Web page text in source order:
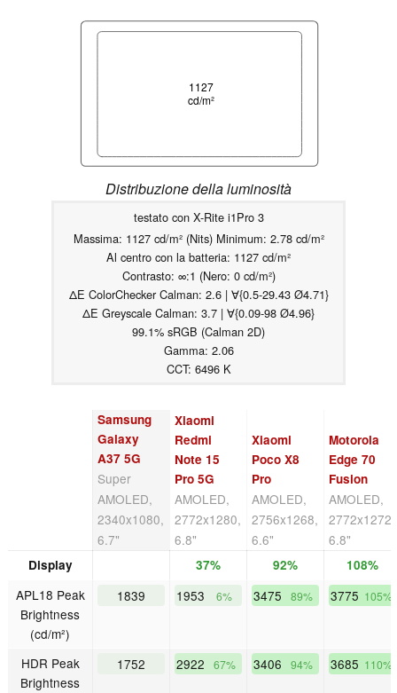
1127
cd/m²
Distribuzione della luminosità
testato con X-Rite i1Pro 3
Massima: 1127 cd/m² (Nits) Minimum: 2.78 cd/m²
Al centro con la batteria: 1127 cd/m²
Contrasto: ∞:1 (Nero: 0 cd/m²)
ΔE ColorChecker Calman: 2.6 | ∀{0.5-29.43 Ø4.71}
ΔE Greyscale Calman: 3.7 | ∀{0.09-98 Ø4.96}
99.1% sRGB (Calman 2D)
Gamma: 2.06
CCT: 6496 K
Samsung
Galaxy
A37 5G
Super
AMOLED,
2340x1080,
6.7"
Xiaomi
Redmi
Note 15
Pro 5G
AMOLED,
2772x1280,
6.8"
Xiaomi
Poco X8
Pro
AMOLED,
2756x1268,
6.6"
Motorola
Edge 70
Fusion
AMOLED,
2772x1272,
6.8"
Display 37% 92% 108%
APL18 Peak
Brightness
(cd/m²)
1839 1953 6% 3475 89% 3775 105%
HDR Peak
Brightness
1752 2922 67% 3406 94% 3685 110%